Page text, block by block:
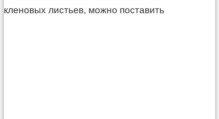
кленовых листьев, можно поставить